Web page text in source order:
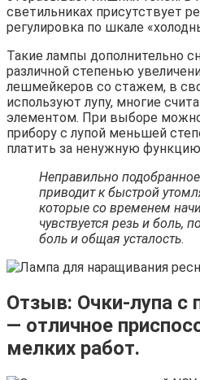
светильниках присутствует
регулировка по шкале
Такие лампы дополнительно
различной степенью
лешмейкеров со стажем, в
используют лупу, многие
элементом. При выборе
прибору с лупой меньшей
платить за ненужную
Неправильно
приводит к быстрой
которые со временем
чувствуется резь и боль,
боль и общая усталость.
Отзыв: Очки-лупа с
— отличное
мелких работ.